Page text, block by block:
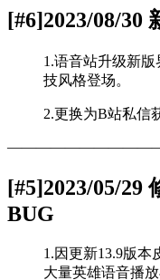
[#6]2023/08/30
1.语音站升级新
技风格登场。
2.更换为B站私信
[#5]2023/05/29
BUG
1.因更新13.9版本
大量英雄语音播